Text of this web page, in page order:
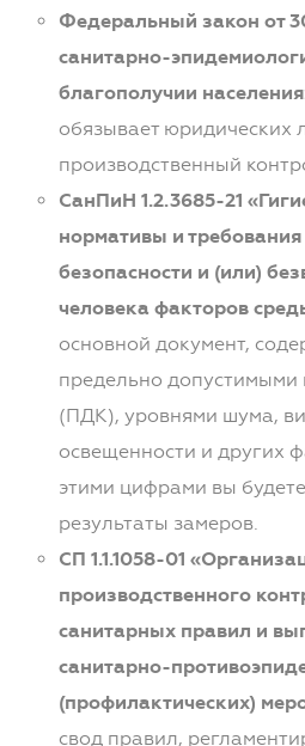
Федеральный закон от
санитарно-
благополучии
обязывает юридических
производственный
СанПиН 1.2.3685-21
нормативы и
безопасности и (или)
человека факторов
основной документ,
предельно допустимыми
(ПДК), уровнями шума,
освещенности и других
этими цифрами вы
результаты замеров.
СП 1.1.1058-01
производственного
санитарных правил и
санитарно-
(профилактических)
свод правил,